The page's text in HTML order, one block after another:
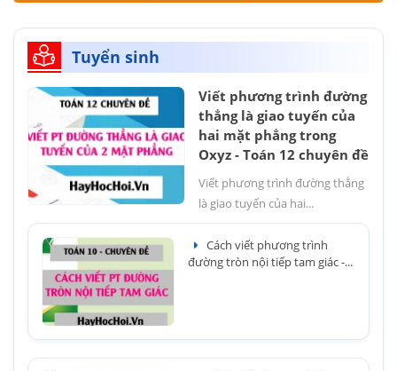
Tuyển sinh
Viết phương trình đường
thẳng là giao tuyến của
hai mặt phẳng trong
Oxyz - Toán 12 chuyên đề
Viết phương trình đường thẳng
là giao tuyến của hai...
Cách viết phương trình
đường tròn nội tiếp tam giác -...